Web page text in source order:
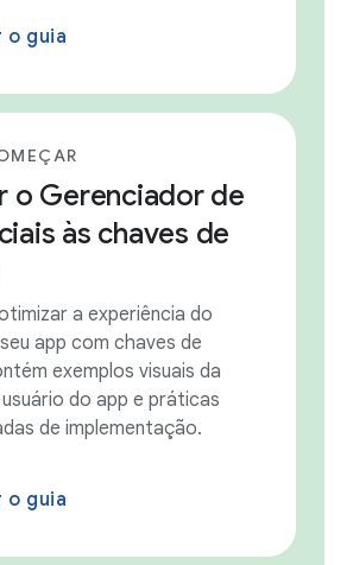
o guia
o Gerenciador de
às chaves de
a experiência do
app com chaves de
exemplos visuais da
do app e práticas
de implementação.
o guia